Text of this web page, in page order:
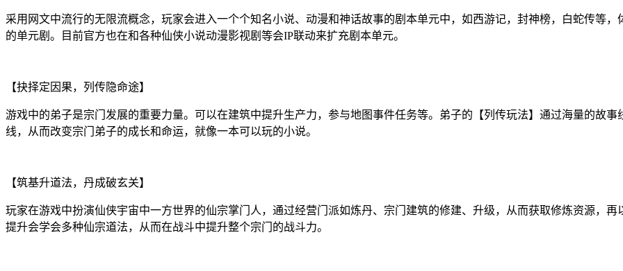
采用网文中流行的无限流概念，玩家会进入一个个知名小说、动漫和神话故事的剧本单元中，如西游记，封神榜，白蛇传等
的单元剧。目前官方也在和各种仙侠小说动漫影视剧等会IP联动来扩充剧本单元。
【抉择定因果，列传隐命途】
游戏中的弟子是宗门发展的重要力量。可以在建筑中提升生产力，参与地图事件任务等。弟子的【列传玩法】通过海量的故
线，从而改变宗门弟子的成长和命运，就像一本可以玩的小说。
【筑基升道法，丹成破玄关】
玩家在游戏中扮演仙侠宇宙中一方世界的仙宗掌门人，通过经营门派如炼丹、宗门建筑的修建、升级，从而获取修炼资源，
提升会学会多种仙宗道法，从而在战斗中提升整个宗门的战斗力。